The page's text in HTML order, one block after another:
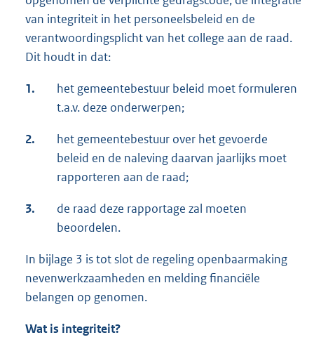
van integriteit in het personeelsbeleid en de
verantwoordingsplicht van het college aan de raad.
Dit houdt in dat:
1.
het gemeentebestuur beleid moet formuleren
t.a.v. deze onderwerpen;
2.
het gemeentebestuur over het gevoerde
beleid en de naleving daarvan jaarlijks moet
rapporteren aan de raad;
3.
de raad deze rapportage zal moeten
beoordelen.
In bijlage 3 is tot slot de regeling openbaarmaking
nevenwerkzaamheden en melding financiële
belangen op genomen.
Wat is integriteit?